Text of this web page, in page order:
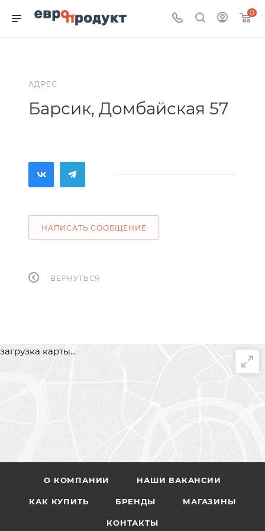
0
АДРЕС
Барсик, Домбайская 57
НАПИСАТЬ СООБЩЕНИЕ
ВЕРНУТЬСЯ
загрузка карты...
О КОМПАНИИ НАШИ ВАКАНСИИ
КАК КУПИТЬ БРЕНДЫ МАГАЗИНЫ
КОНТАКТЫ